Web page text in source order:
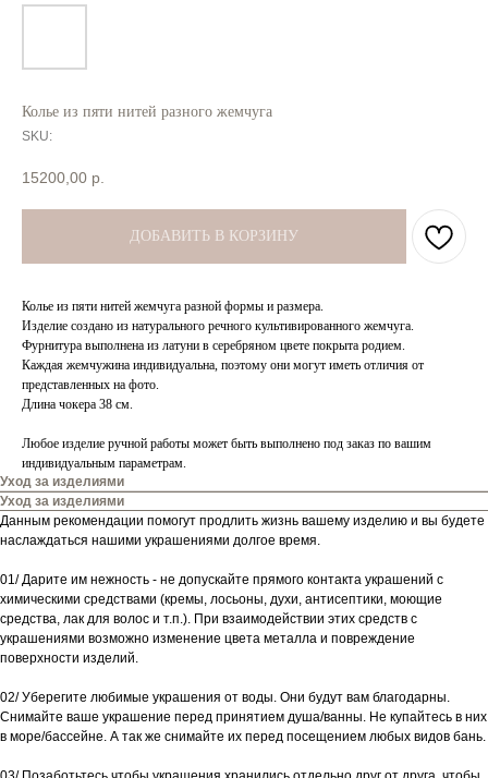
Колье из пяти нитей разного жемчуга
SKU:
15200,00 р.
ДОБАВИТЬ В КОРЗИНУ
Колье из пяти нитей жемчуга разной формы и размера.
Изделие создано из натурального речного культивированного жемчуга.
Фурнитура выполнена из латуни в серебряном цвете покрыта родием.
Каждая жемчужина индивидуальна, поэтому они могут иметь отличия от
представленных на фото.
Длина чокера 38 см.
Любое изделие ручной работы может быть выполнено под заказ по вашим
индивидуальным параметрам.
Уход за изделиями
Уход за изделиями
Данным рекомендации помогут продлить жизнь вашему изделию и вы будете
наслаждаться нашими украшениями долгое время.
01/ Дарите им нежность - не допускайте прямого контакта украшений с
химическими средствами (кремы, лосьоны, духи, антисептики, моющие
средства, лак для волос и т.п.). При взаимодействии этих средств с
украшениями возможно изменение цвета металла и повреждение
поверхности изделий.
02/ Уберегите любимые украшения от воды. Они будут вам благодарны.
Снимайте ваше украшение перед принятием душа/ванны. Не купайтесь в них
в море/бассейне. А так же снимайте их перед посещением любых видов бань.